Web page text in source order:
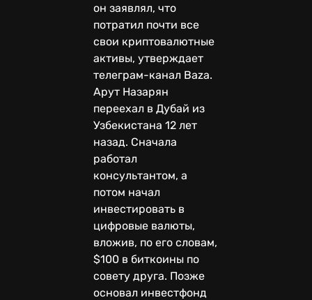
он заявлял, что
потратил почти все
свои криптовалютные
активы, утверждает
телеграм-канал Baza.
Арут Назарян
переехал в Дубай из
Узбекистана 12 лет
назад. Сначала
работал
консультантом, а
потом начал
инвестировать в
цифровые валюты,
вложив, по его словам,
$100 в биткоины по
совету друга. Позже
основал инвестфонд